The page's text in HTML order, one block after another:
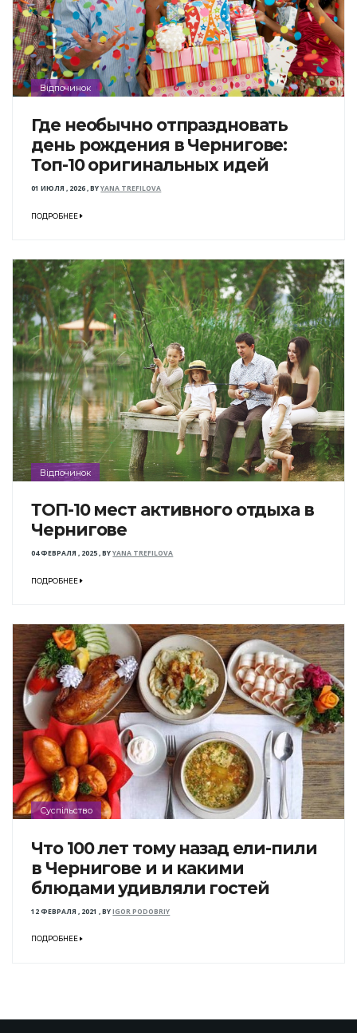
Відпочинок
Где необычно отпраздновать
день рождения в Чернигове:
Топ-10 оригинальных идей
01 ИЮЛЯ , 2026,BYYANA TREFILOVA
ПОДРОБНЕЕ
Відпочинок
ТОП-10 мест активного отдыха в
Чернигове
04 ФЕВРАЛЯ , 2025,BYYANA TREFILOVA
ПОДРОБНЕЕ
Суспільство
Что 100 лет тому назад ели-пили
в Чернигове и и какими
блюдами удивляли гостей
12 ФЕВРАЛЯ , 2021 ,BYIGOR PODOBRIY
ПОДРОБНЕЕ